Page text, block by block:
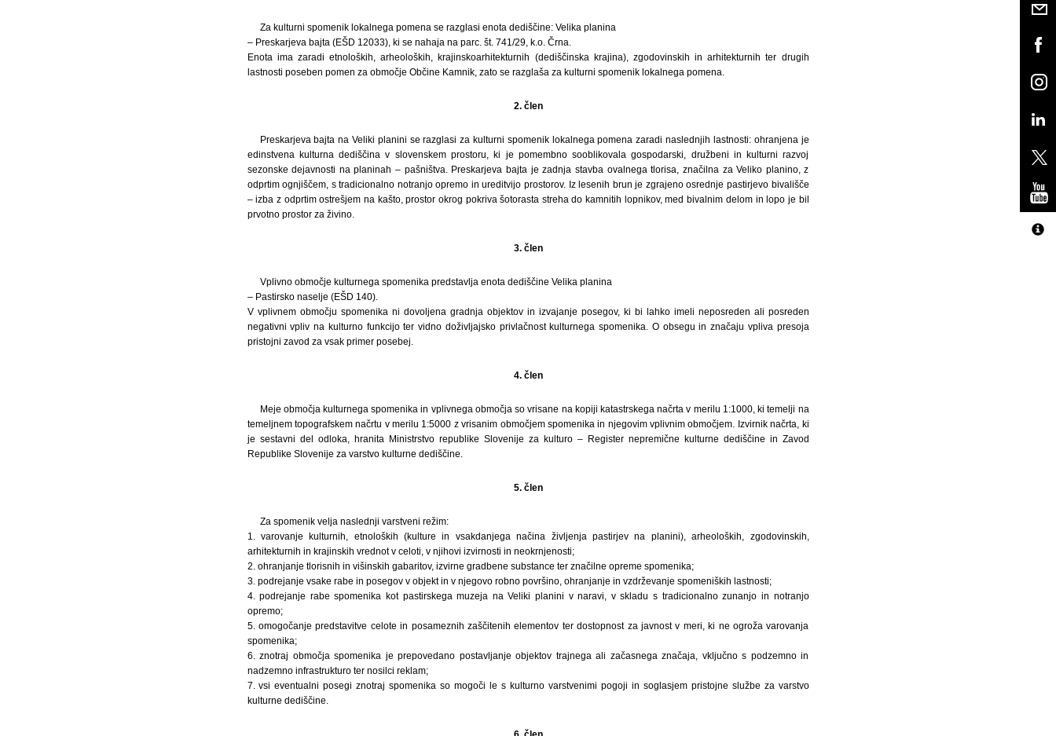
Za kulturni spomenik lokalnega pomena se razglasi enota dediščine: Velika planina
– Preskarjeva bajta (EŠD 12033), ki se nahaja na parc. št. 741/29, k.o. Črna.
Enota ima zaradi etnoloških, arheoloških, krajinskoarhitekturnih (dediščinska krajina), zgodovinskih in arhitekturnih ter drugih
lastnosti poseben pomen za območje Občine Kamnik, zato se razglaša za kulturni spomenik lokalnega pomena.
2. člen
Preskarjeva bajta na Veliki planini se razglasi za kulturni spomenik lokalnega pomena zaradi naslednjih lastnosti: ohranjena je
edinstvena kulturna dediščina v slovenskem prostoru, ki je pomembno sooblikovala gospodarski, družbeni in kulturni razvoj
sezonske dejavnosti na planinah – pašništva. Preskarjeva bajta je zadnja stavba ovalnega tlorisa, značilna za Veliko planino, z
odprtim ognjiščem, s tradicionalno notranjo opremo in ureditvijo prostorov. Iz lesenih brun je zgrajeno osrednje pastirjevo bivališče
– izba z odprtim ostrešjem na kašto, prostor okrog pokriva šotorasta streha do kamnitih lopnikov, med bivalnim delom in lopo je bil
prvotno prostor za živino.
3. člen
Vplivno območje kulturnega spomenika predstavlja enota dediščine Velika planina
– Pastirsko naselje (EŠD 140).
V vplivnem območju spomenika ni dovoljena gradnja objektov in izvajanje posegov, ki bi lahko imeli neposreden ali posreden
negativni vpliv na kulturno funkcijo ter vidno doživljajsko privlačnost kulturnega spomenika. O obsegu in značaju vpliva presoja
pristojni zavod za vsak primer posebej.
4. člen
Meje območja kulturnega spomenika in vplivnega območja so vrisane na kopiji katastrskega načrta v merilu 1:1000, ki temelji na
temeljnem topografskem načrtu v merilu 1:5000 z vrisanim območjem spomenika in njegovim vplivnim območjem. Izvirnik načrta, ki
je sestavni del odloka, hranita Ministrstvo republike Slovenije za kulturo – Register nepremične kulturne dediščine in Zavod
Republike Slovenije za var­stvo kulturne dediščine.
5. člen
Za spomenik velja naslednji varstveni režim:
1. varovanje kulturnih, etnoloških (kulture in vsakdanjega načina življenja pastirjev na planini), arheoloških, zgodovinskih,
arhitekturnih in krajinskih vrednot v celoti, v njihovi izvirnosti in neokrnjenosti;
2. ohranjanje tlorisnih in višinskih gabaritov, izvirne gradbene substance ter značilne opreme spomenika;
3. podrejanje vsake rabe in posegov v objekt in v njegovo robno površino, ohranjanje in vzdrževanje spomeniških lastnosti;
4. podrejanje rabe spomenika kot pastirskega muzeja na Veliki planini v naravi, v skladu s tradicionalno zunanjo in notranjo
opremo;
5. omogočanje predstavitve celote in posameznih zaščitenih elementov ter dostopnost za javnost v meri, ki ne ogroža varovanja
spomenika;
6. znotraj območja spomenika je prepovedano postavljanje objektov trajnega ali začasnega značaja, vključno s podzemno in
nadzemno infrastrukturo ter nosilci reklam;
7. vsi eventualni posegi znotraj spomenika so mogoči le s kulturno varstvenimi pogoji in soglasjem pristojne službe za varstvo
kulturne dediščine.